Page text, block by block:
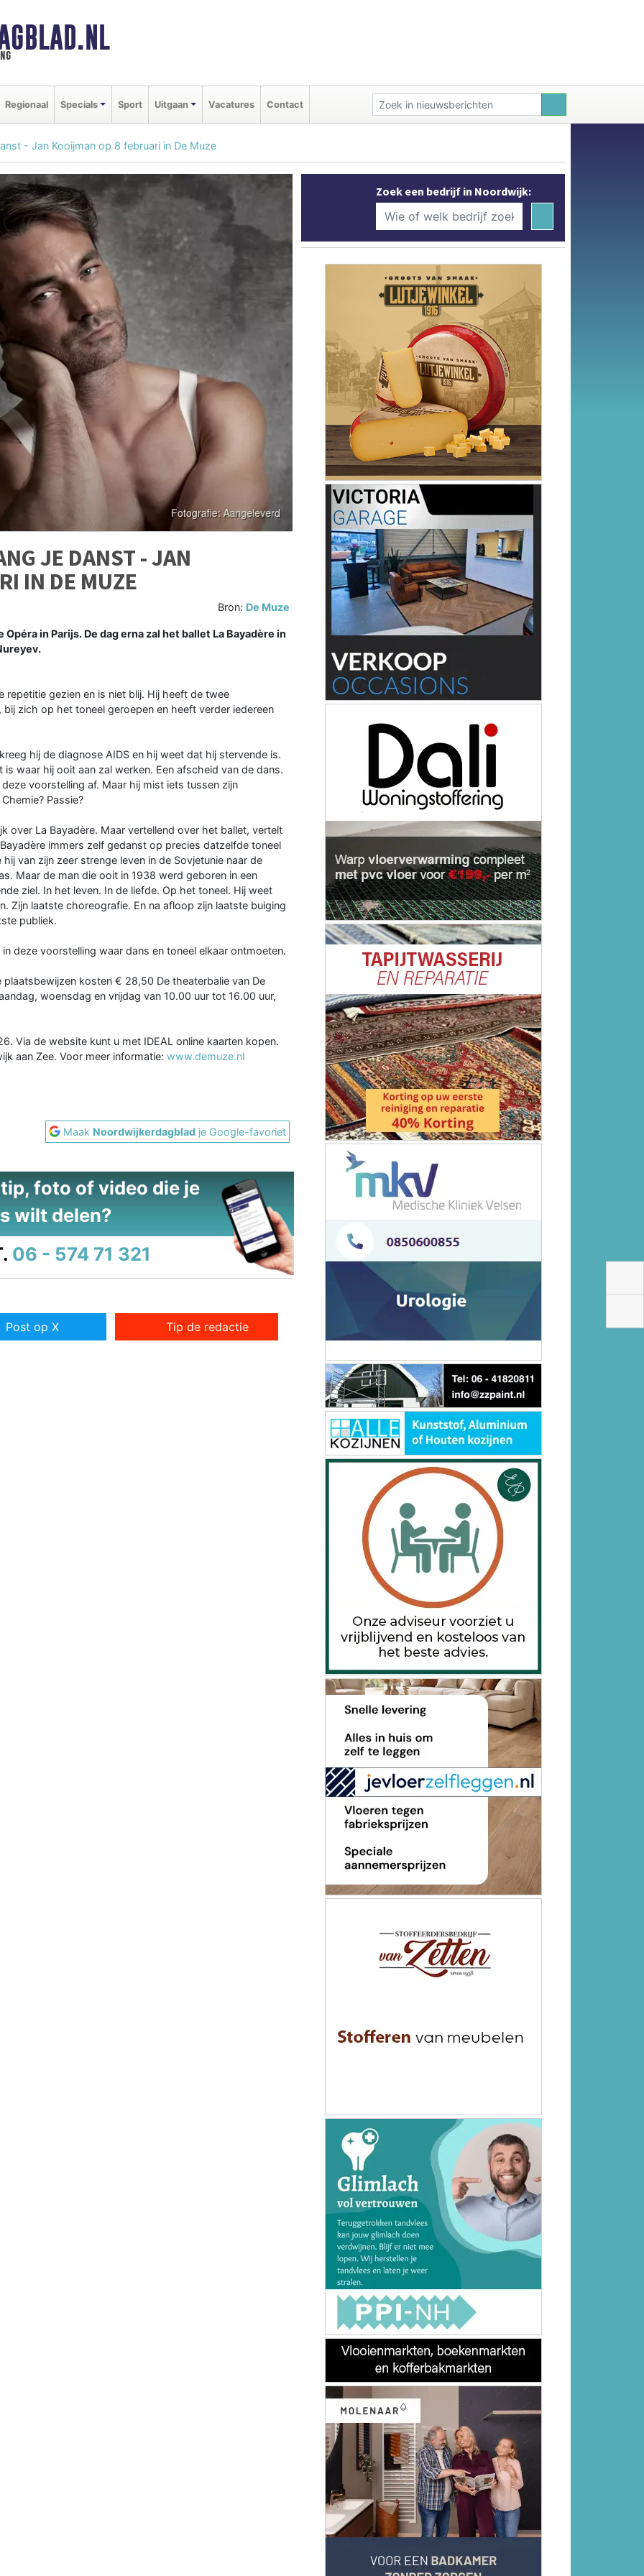
Regionaal Specials Sport Uitgaan Vacatures Contact
- Jan Kooijman op 8 februari in De Muze
JE DANST - JAN
IN DE MUZE
Bron: De Muze
in Parijs. De dag erna zal het ballet La Bayadère in
repetitie gezien en is niet blij. Hij heeft de twee
zich op het toneel geroepen en heeft verder iedereen
hij de diagnose AIDS en hij weet dat hij stervende is.
waar hij ooit aan zal werken. Een afscheid van de dans.
voorstelling af. Maar hij mist iets tussen zijn
Passie?
over La Bayadère. Maar vertellend over het ballet, vertelt
immers zelf gedanst op precies datzelfde toneel
van zijn zeer strenge leven in de Sovjetunie naar de
Maar de man die ooit in 1938 werd geboren in een
ziel. In het leven. In de liefde. Op het toneel. Hij weet
Zijn laatste choreografie. En na afloop zijn laatste buiging
publiek.
deze voorstelling waar dans en toneel elkaar ontmoeten.
kosten € 28,50 De theaterbalie van De
woensdag en vrijdag van 10.00 uur tot 16.00 uur,
Via de website kunt u met IDEAL online kaarten kopen.
aan Zee. Voor meer informatie: www.demuze.nl
Maak Noordwijkerdagblad je Google-favoriet
foto of video die je
wilt delen?
06 - 574 71 321
Post op X Tip de redactie
Zoek een bedrijf in Noordwijk: